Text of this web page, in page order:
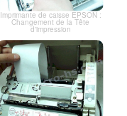
Imprimante de caisse EPSON :
Changement de la Tête
d'impression